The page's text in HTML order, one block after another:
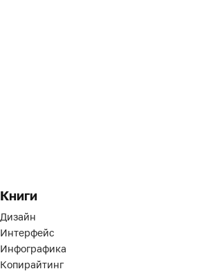
Книги
Дизайн
Интерфейс
Инфографика
Копирайтинг